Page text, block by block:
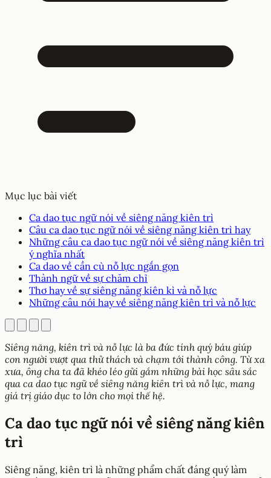
Mục lục bài viết
Ca dao tục ngữ nói về siêng năng kiên trì
Câu ca dao tục ngữ nói về siêng năng kiên trì hay
Những câu ca dao tục ngữ nói về siêng năng kiên trì
ý nghĩa nhất
Ca dao về cần cù nỗ lực ngắn gọn
Thành ngữ về sự chăm chỉ
Thơ hay về sự siêng năng kiên kì và nỗ lực
Những câu nói hay về siêng năng kiên trì và nỗ lực
Siêng năng, kiên trì và nỗ lực là ba đức tính quý báu giúp
con người vượt qua thử thách và chạm tới thành công. Từ xa
xưa, ông cha ta đã khéo léo gửi gắm những bài học sâu sắc
qua ca dao tục ngữ về siêng năng kiên trì và nỗ lực, mang
giá trị giáo dục to lớn cho mọi thế hệ.
Ca dao tục ngữ nói về siêng năng kiên
trì
Siêng năng, kiên trì là những phẩm chất đáng quý làm